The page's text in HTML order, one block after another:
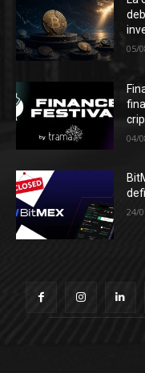
05/
04/
24/